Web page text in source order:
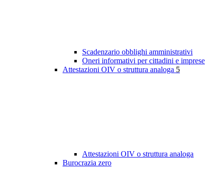
Scadenzario obblighi amministrativi
Oneri informativi per cittadini e imprese
Attestazioni OIV o struttura analoga 5
Attestazioni OIV o struttura analoga
Burocrazia zero